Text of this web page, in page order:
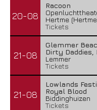
20-08
Racoon
Hertme
Tickets
21-08
Glemmer
Dirty Daddies,
Lemmer
Tickets
21-08
Lowlands
Royal Blood
Biddinghuizen
Tickets